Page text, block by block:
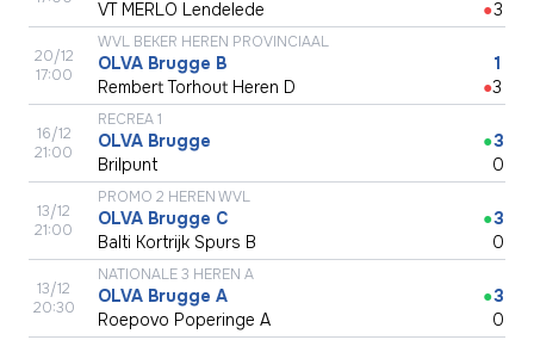
VT MERLO Lendelede
●3
20/12
17:00
WVL BEKER HEREN PROVINCIAAL
OLVA Brugge B
Rembert Torhout Heren D
●
1
3
16/12
21:00
RECREA 1
OLVA Brugge
Brilpunt
●3
0
13/12
21:00
PROMO 2 HEREN WVL
OLVA Brugge C
Balti Kortrijk Spurs B
●3
0
13/12
20:30
NATIONALE 3 HEREN A
OLVA Brugge A
Roepovo Poperinge A
●3
0